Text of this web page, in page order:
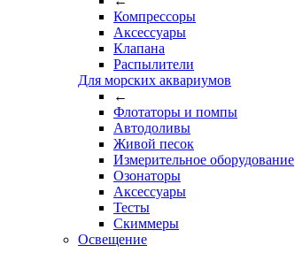
Компрессоры
Аксессуары
Клапана
Распылители
Для морских аквариумов
←
Флотаторы и помпы
Автодоливы
Живой песок
Измерительное оборудование
Озонаторы
Аксессуары
Тесты
Cкиммеры
Освещение